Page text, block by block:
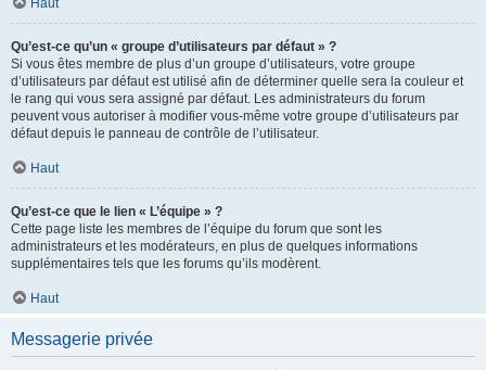
Haut
Qu’est-ce qu’un « groupe d’utilisateurs par défaut » ?
Si vous êtes membre de plus d’un groupe d’utilisateurs, votre groupe
d’utilisateurs par défaut est utilisé afin de déterminer quelle sera la couleur et
le rang qui vous sera assigné par défaut. Les administrateurs du forum
peuvent vous autoriser à modifier vous-même votre groupe d’utilisateurs par
défaut depuis le panneau de contrôle de l’utilisateur.
Haut
Qu’est-ce que le lien « L’équipe » ?
Cette page liste les membres de l’équipe du forum que sont les
administrateurs et les modérateurs, en plus de quelques informations
supplémentaires tels que les forums qu’ils modèrent.
Haut
Messagerie privée